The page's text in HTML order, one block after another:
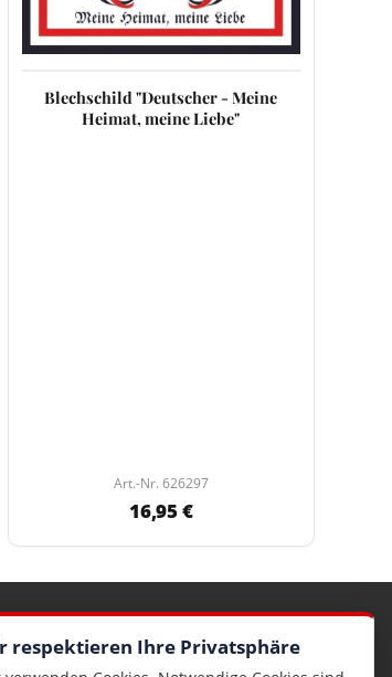
Blechschild "Deutscher - Meine
Heimat, meine Liebe"
Art.-Nr. 626297
16,95 €
respektieren Ihre Privatsphäre